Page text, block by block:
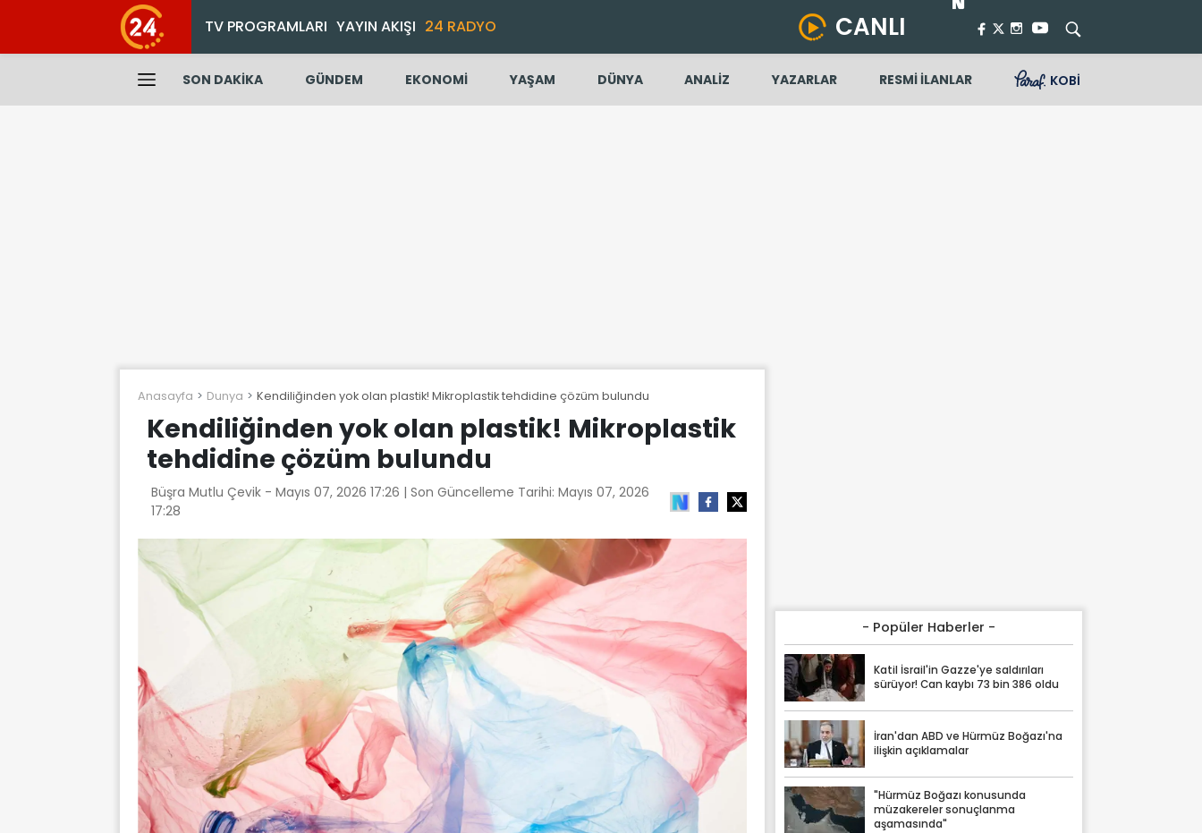
TV PROGRAMLARI YAYIN AKIŞI 24 RADYO CANLI
SON DAKİKA GÜNDEM EKONOMİ YAŞAM DÜNYA ANALİZ YAZARLAR RESMİ İLANLAR KOBİ
Anasayfa Dunya Kendiliğinden yok olan plastik! Mikroplastik tehdidine çözüm bulundu
Kendiliğinden yok olan plastik! Mikroplastik
tehdidine çözüm bulundu
Büşra Mutlu Çevik - Mayıs 07, 2026 17:26 | Son Güncelleme Tarihi: Mayıs 07, 2026
17:28
- Popüler Haberler -
Katil İsrail'in Gazze'ye saldırıları
sürüyor! Can kaybı 73 bin 386 oldu
İran'dan ABD ve Hürmüz Boğazı'na
ilişkin açıklamalar
"Hürmüz Boğazı konusunda
müzakereler sonuçlanma
aşamasında"